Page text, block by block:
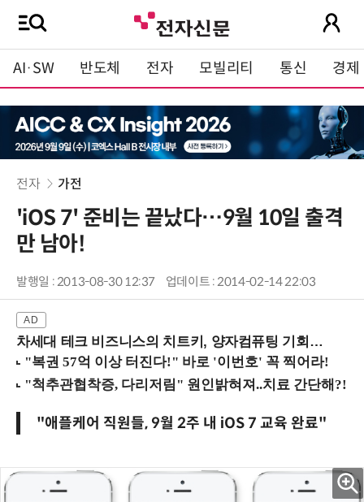
AI·SW 반도체 전자 모빌리티 통신 경제
전자 가전
'iOS 7' 준비는 끝났다…9월 10일 출격
만 남아!
발행일 : 2013-08-30 12:37 업데이트 : 2014-02-14 22:03
차세대 테크 비즈니스의 치트키, 양자컴퓨팅 기회를 선점하라! (8/28 강남역)
"애플케어 직원들, 9월 2주 내 iOS 7 교육 완료"